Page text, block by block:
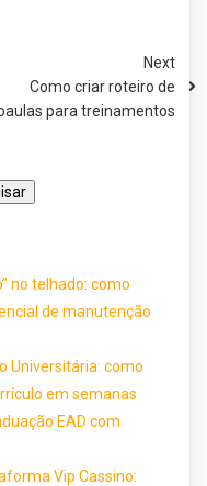
Next
Como criar roteiro de
para treinamentos
no telhado: como
de manutenção
Universitária: como
em semanas
EAD com
Vip Cassino: